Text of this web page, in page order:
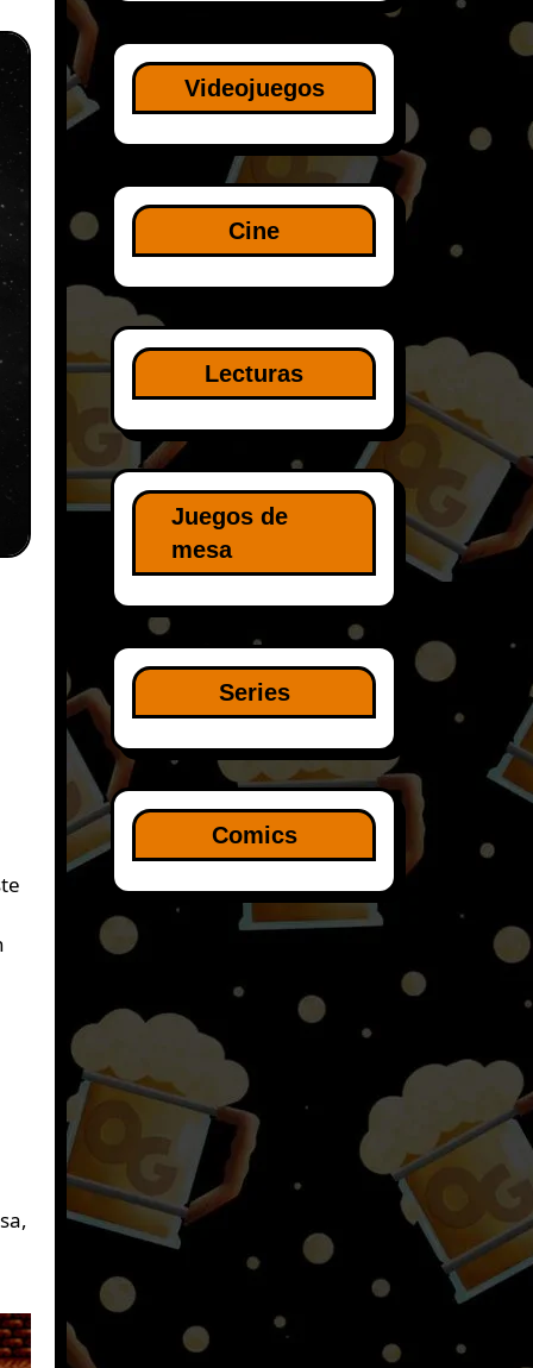
Videojuegos
Cine
Lecturas
Juegos de
mesa
Series
Comics